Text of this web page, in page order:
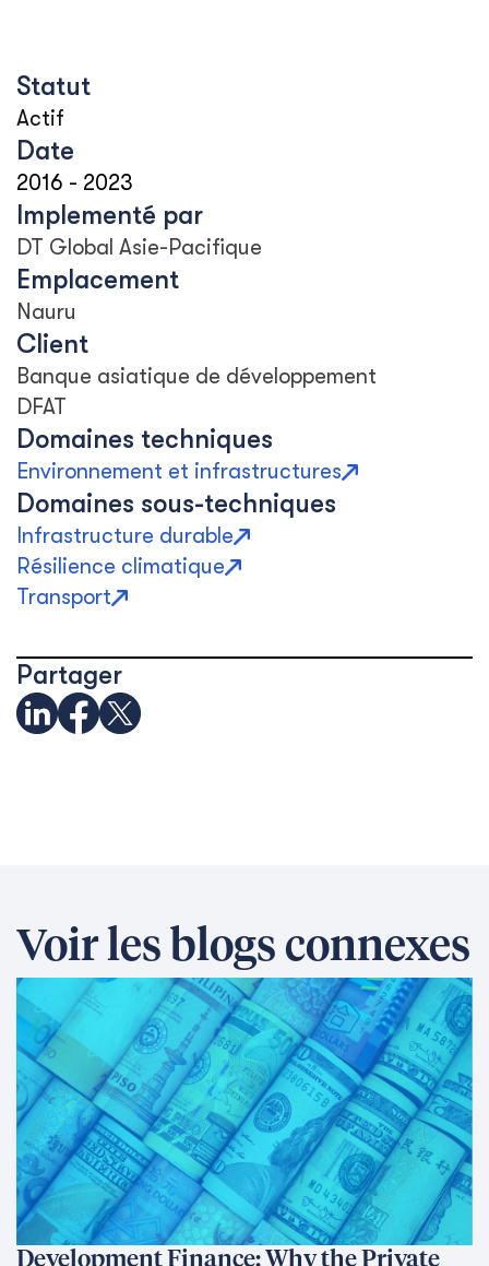
Statut
Actif
Date
2016 - 2023
Implementé par
DT Global Asie-Pacifique
Emplacement
Nauru
Client
Banque asiatique de développement
DFAT
Domaines techniques
Environnement et infrastructures
Domaines sous-techniques
Infrastructure durable
Résilience climatique
Transport
Partager
Voir les blogs connexes
Development Finance: Why the Private